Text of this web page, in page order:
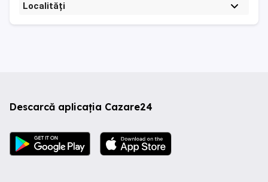
Localități
Descarcă aplicația Cazare24